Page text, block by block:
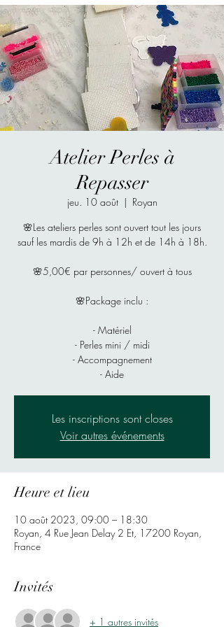
Atelier Perles à
Repasser
jeu. 10 août
  |
Royan
🌸Les ateliers perles sont ouvert tout les jours
sauf les mardis de 9h à 12h et de 14h à 18h.
🌸5,00€ par personnes/ ouvert à tous
🌸Package inclu :
- Matériel
- Perles mini / midi
- Accompagnement
- Aide
Les inscriptions sont closes
Voir autres événements
Heure et lieu
10 août 2023, 09:00 – 18:30
Royan, 4 Rue Jean Delay 2 Et, 17200 Royan,
France
Invités
+ 1 autres invités